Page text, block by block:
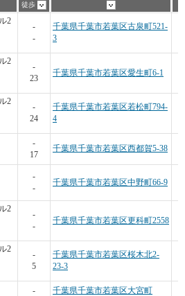
徒歩
2
-
-
千葉県千葉市若葉区古泉町521-
3
2
-
23
千葉県千葉市若葉区愛生町6-1
2
-
24
千葉県千葉市若葉区若松町794-
4
-
17
千葉県千葉市若葉区西都賀5-38
-
-
千葉県千葉市若葉区中野町66-9
2
-
-
千葉県千葉市若葉区更科町2558
2
-
5
千葉県千葉市若葉区桜木北2-
23-3
-
千葉県千葉市若葉区大宮町